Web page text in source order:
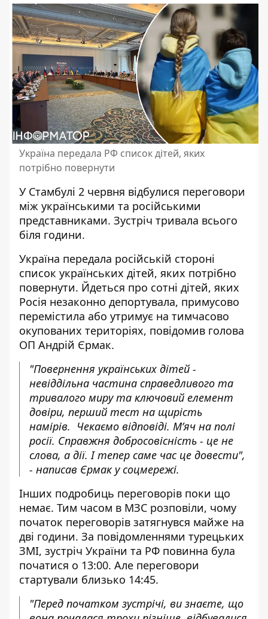
Україна передала РФ список дітей, яких
потрібно повернути
У Стамбулі 2 червня відбулися переговори
між українськими та російськими
представниками. Зустріч тривала всього
біля години.
Україна передала російській стороні
список українських дітей, яких потрібно
повернути. Йдеться про сотні дітей, яких
Росія незаконно депортувала, примусово
перемістила або утримує на тимчасово
окупованих територіях, повідомив голова
ОП Андрій Єрмак.
"Повернення українських дітей -
невіддільна частина справедливого та
тривалого миру та ключовий елемент
довіри, перший тест на щирість
намірів. Чекаємо відповіді. М’яч на полі
росії. Справжня добросовісність - це не
слова, а дії. І тепер саме час це довести",
- написав Єрмак у соцмережі.
Інших подробиць переговорів поки що
немає. Тим часом в МЗС розповіли, чому
початок переговорів затягнувся майже на
дві години. За повідомленнями турецьких
ЗМІ, зустріч України та РФ повинна була
початися о 13:00. Але переговори
стартували близько 14:45.
"Перед початком зустрічі, ви знаєте, що